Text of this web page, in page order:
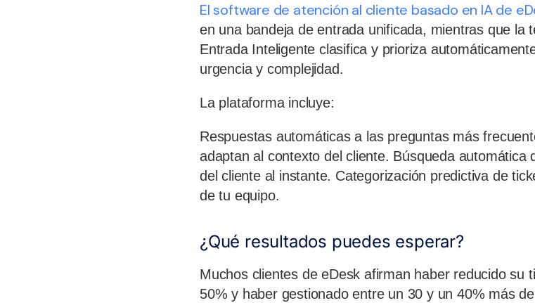
El software de atención al cliente basado en IA de
en una bandeja de entrada unificada, mientras que la
Entrada Inteligente clasifica y prioriza
urgencia y complejidad.
La plataforma incluye:
Respuestas automáticas a las preguntas más
adaptan al contexto del cliente. Búsqueda automática
del cliente al instante. Categorización predictiva de
de tu equipo.
¿Qué resultados puedes esperar?
Muchos clientes de eDesk afirman haber reducido su
50% y haber gestionado entre un 30 y un 40% más